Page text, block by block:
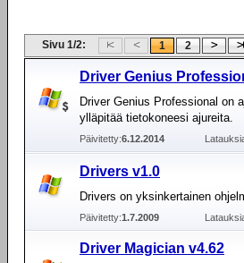
Sivu 1/2: 1 2
Driver Genius
Driver Genius Professional on
ylläpitää tietokoneesi ajureita.
Päivitetty:6.12.2014
Drivers v1.0
Drivers on yksinkertainen
Päivitetty:1.7.2009
Driver Magician v4.62